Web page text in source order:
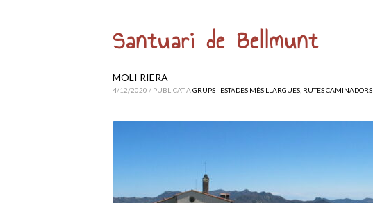
Santuari de Bellmunt
MOLI RIERA
4/12/2020 / PUBLICAT A GRUPS - ESTADES MÉS LLARGUES RUTES CAMINADORS